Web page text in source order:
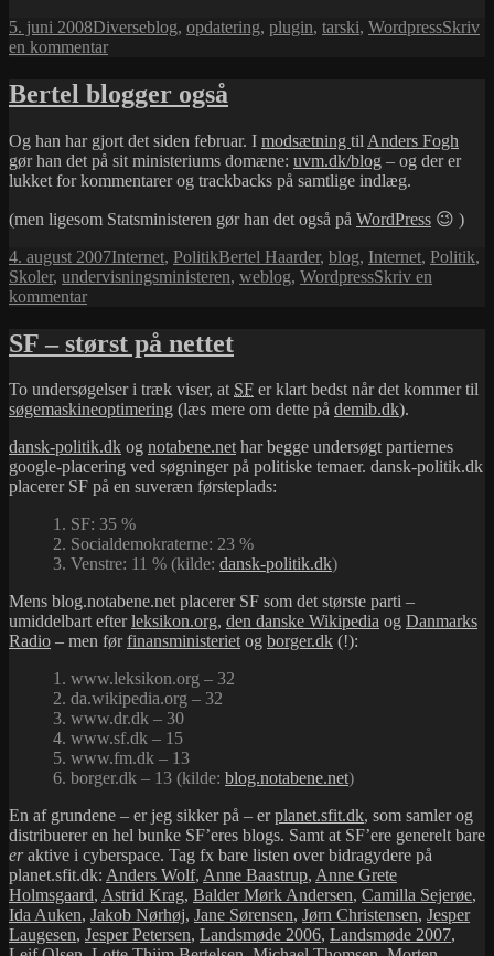
Udgivet
i
5. juni 2008Kategorier
DiverseTags
blog, opdatering, plugin, tarski, WordpressSkriv
en kommentartil
opdateret
Bertel blogger også
Og han har gjort det siden februar. I modsætning til Anders Fogh
gør han det på sit ministeriums domæne: uvm.dk/blog – og der er
lukket for kommentarer og trackbacks på samtlige indlæg.
(men ligesom Statsministeren gør han det også på WordPress 😉 )
Udgivet
i
4. august 2007Kategorier
Internet, PolitikTags
Bertel Haarder, blog, Internet, Politik,
Skoler, undervisningsministeren, weblog, WordpressSkriv en
kommentartil
blogger
også
SF – størst på nettet
To undersøgelser i træk viser, at SF er klart bedst når det kommer til
søgemaskineoptimering (læs mere om dette på demib.dk).
dansk-politik.dk og notabene.nethar begge undersøgt partiernes
google-placering ved søgninger på politiske temaer. dansk-politik.dk
placerer SF på en suveræn førsteplads:
1. SF: 35 %
2. Socialdemokraterne: 23 %
3. Venstre: 11 % (kilde: dansk-politik.dk)
Mens blog.notabene.net placerer SF som det største parti –
umiddelbart efterleksikon.org, den danske Wikipedia og Danmarks
Radio – men førfinansministerietog borger.dk (!):
1. www.leksikon.org – 32
2. da.wikipedia.org – 32
3. www.dr.dk – 30
4. www.sf.dk – 15
5. www.fm.dk – 13
6. borger.dk – 13 (kilde: blog.notabene.net)
En af grundene – er jeg sikker på – erplanet.sfit.dk, som samler og
distribuerer en hel bunke SF’eres blogs. Samt at SF’ere generelt bare
eraktive i cyberspace. Tag fx bare listen over bidragydere på
planet.sfit.dk: Anders Wolf, Anne Baastrup, Anne Grete
Holmsgaard, Astrid Krag, Balder Mørk Andersen, Camilla Sejerøe,
Ida Auken, Jakob Nørhøj, Jane Sørensen, Jørn Christensen, Jesper
Laugesen, Jesper Petersen, Landsmøde 2006, Landsmøde 2007,